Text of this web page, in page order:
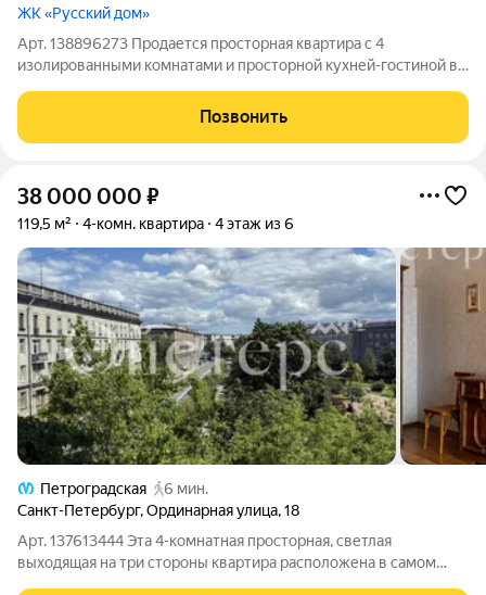
ЖК «Русский дом»
Арт. 138896273 Продается просторная квартира с 4
изолированными комнатами и просторной кухней-гостиной в
большой семьи или командировочная квартира для
Позвонить
38 000 000 ₽
119,5 м² 4-комн. квартира 4 этаж из 6
Петроградская
6 мин.
Санкт-Петербург,Ординарная улица,18
Арт. 137613444 Эта 4-комнатная просторная, светлая
выходящая на три стороны квартира расположена в самом